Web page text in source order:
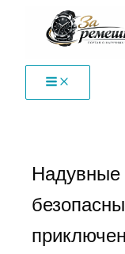
содержимому